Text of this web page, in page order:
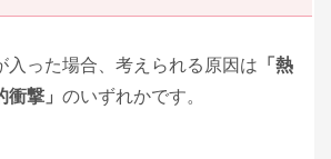
入った場合、考えられる原因は 「熱
衝撃」 のいずれかです。